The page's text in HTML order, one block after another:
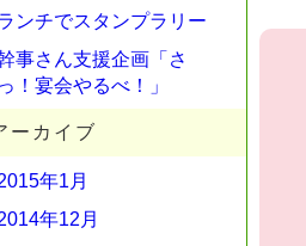
ンチでスタンプラリー
事さん支援企画「さ
っ！宴会やるべ！」
ーカイブ
年1月
年12月